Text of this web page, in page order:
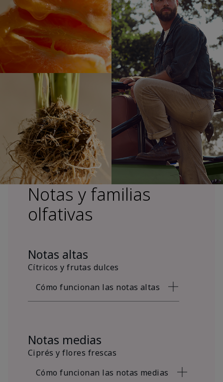
Notas y familias
olfativas
Notas altas
Cítricos y frutas dulces
Cómo funcionan las notas altas
Notas medias
Ciprés y flores frescas
Cómo funcionan las notas medias